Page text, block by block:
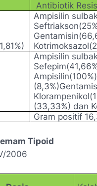
Antibiotik
Ampisilin
Ampisilin
(33,33%) dan
Gram positif
Tipoid
2006